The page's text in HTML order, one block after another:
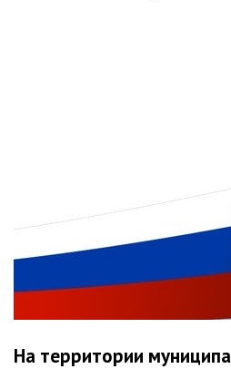
На территории